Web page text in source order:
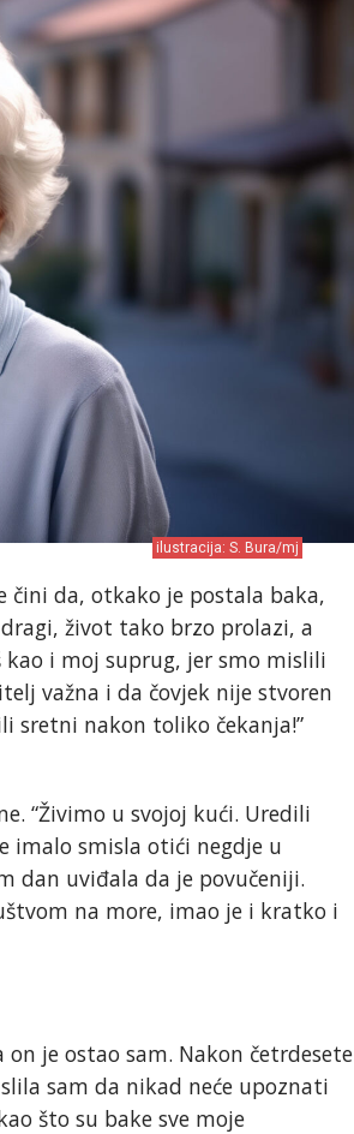
ilustracija: S. Bura/mj
čini da, otkako je postala baka,
život tako brzo prolazi, a
kao i moj suprug, jer smo mislili
važna i da čovjek nije stvoren
sretni nakon toliko čekanja!”
“Živimo u svojoj kući. Uredili
imalo smisla otići negdje u
dan uviđala da je povučeniji.
na more, imao je i kratko i
je ostao sam. Nakon četrdesete
sam da nikad neće upoznati
što su bake sve moje